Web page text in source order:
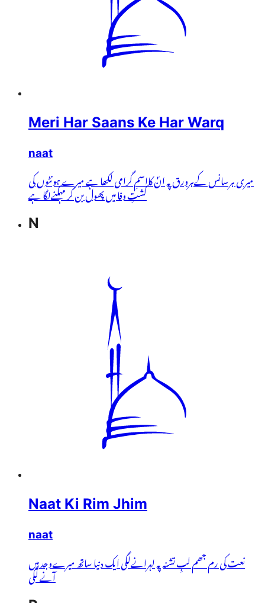
Meri Har Saans Ke Har Warq
naat
میری ہرسانس کےہرورق پہ انؐ کااسمِ گرامی لکھا ہے میرے ہونٹوں کی
کشتِ وفا میں پھول بن کر مہکنےلگا ہے
N
Naat Ki Rim Jhim
naat
نعت کی رم جھم لبِ تشنہ پہ لہرانےلگی ایک دنیا ساتھ میرےوجد میں
آنے لگی